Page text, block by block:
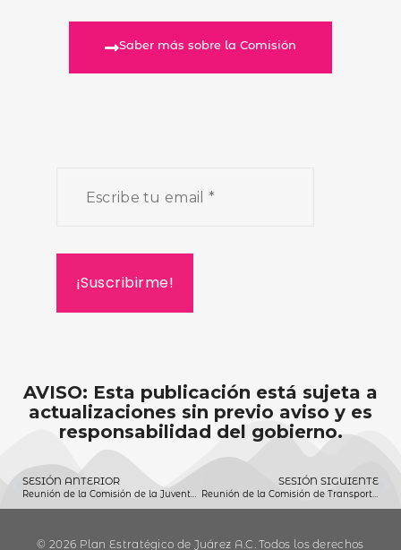
Saber más sobre la Comisión
AVISO: Esta publicación está sujeta a
actualizaciones sin previo aviso y es
responsabilidad del gobierno.
SESIÓN ANTERIOR SESIÓN SIGUIENTE
Reunión de la Comisión de Transporte 01 de junio 2020
© 2026 Plan Estratégico de Juárez A.C. Todos los derechos